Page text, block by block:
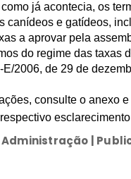
já acontecia, os
canídeos e gatídeos,
a aprovar pela
do regime das taxas
E/2006, de 29 de
consulte o anexo e
|